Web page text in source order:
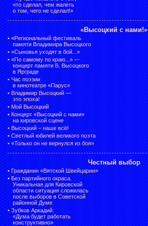
что сделал, чем жалеть
о том, чего не сделал!»
«Высоцкий с нами!»
• «Региональный фестиваль
памяти Владимира Высоцкого
• «Сыновья уходят в бой...»
• «По самому по краю...» —
концерт памяти В. Высоцкого
в Ярграде
• Час поэзии
в кинотеатре «Парус»
• Владимир Высоцкий —
это эпоха!
• Мой Высоцкий
• Концерт «Высоцкий с нами»
на кировской сцене
• Высоцкий – наше всё!
• Светлый юбилей великого поэта
• «Только он не вернулся из боя»
Честный выбор
• Гражданин «Вятской Швейцарии»
• Без партийного окраса.
Уникальная для Кировской
области ситуация сложилась
после выборов в Советской
районной Думе
• Зубков Аркадий:
«Дума будет работать
конструктивно»